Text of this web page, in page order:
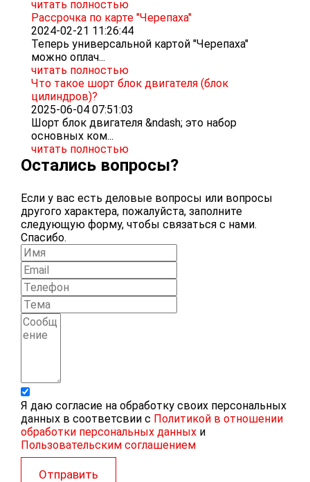
читать полностью
Рассрочка по карте "Черепаха"
2024-02-21 11:26:44
Теперь универсальной картой "Черепаха"
можно оплач...
читать полностью
Что такое шорт блок двигателя (блок
цилиндров)?
2025-06-04 07:51:03
Шорт блок двигателя &ndash; это набор
основных ком...
читать полностью
Остались вопросы?
Если у вас есть деловые вопросы или вопросы
другого характера, пожалуйста, заполните
следующую форму, чтобы связаться с нами.
Спасибо.
Я даю согласие на обработку своих персональных
данных в соответсвии с Политикой в отношении
обработки персональных данных и
Пользовательским соглашением
Отправить